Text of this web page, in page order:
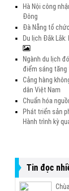
Hà Nội công
Đông
Đà Nẵng tổ
Du lịch Đắk
Ngành du lịch
điểm sáng tăng
Cảng hàng
dân Việt Nam
Chuẩn hóa
Phát triển sản
Hành trình kỳ
Tin đọc